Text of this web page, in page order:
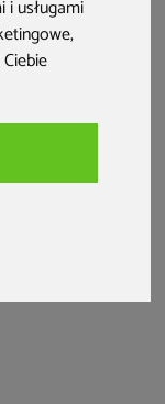
usługami
,